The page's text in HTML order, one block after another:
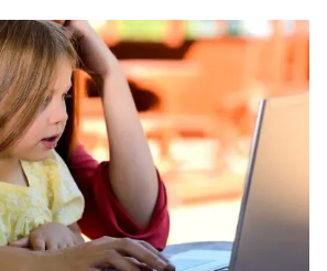
（アルファベット）のQ4決算
ーライリリー）のQ4決算
ルク）のQ4決算
リストル・マイヤーズ）のQ4